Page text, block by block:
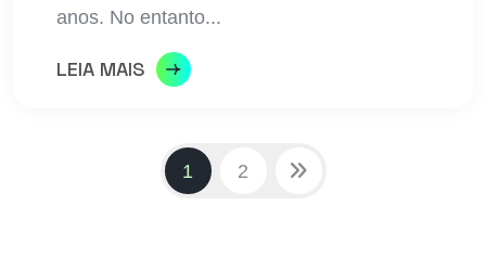
anos. No entanto...
LEIA MAIS
1 2